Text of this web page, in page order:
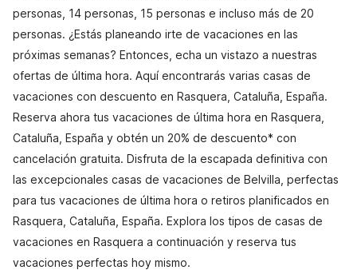
personas, 14 personas, 15 personas e incluso más de 20
personas. ¿Estás planeando irte de vacaciones en las
próximas semanas? Entonces, echa un vistazo a nuestras
ofertas de última hora. Aquí encontrarás varias casas de
vacaciones con descuento en Rasquera, Cataluña, España.
Reserva ahora tus vacaciones de última hora en Rasquera,
Cataluña, España y obtén un 20% de descuento* con
cancelación gratuita. Disfruta de la escapada definitiva con
las excepcionales casas de vacaciones de Belvilla, perfectas
para tus vacaciones de última hora o retiros planificados en
Rasquera, Cataluña, España. Explora los tipos de casas de
vacaciones en Rasquera a continuación y reserva tus
vacaciones perfectas hoy mismo.